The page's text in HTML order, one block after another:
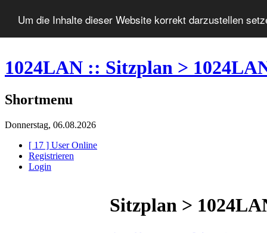
Um die Inhalte dieser Website korrekt darzustellen
1024LAN :: Sitzplan >
Shortmenu
Donnerstag, 06.08.2026
[ 17 ] User Online
Registrieren
Login
Sitzplan >